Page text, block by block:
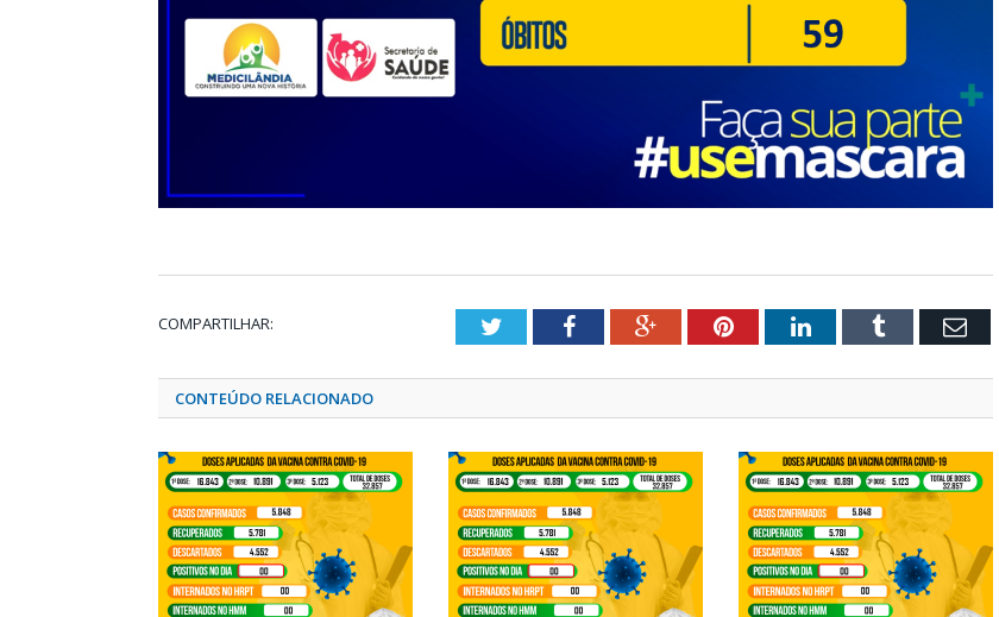
COMPARTILHAR: TwitterFacebookGoogle+PinterestLinkedInTumblr
CONTEÚDO RELACIONADO